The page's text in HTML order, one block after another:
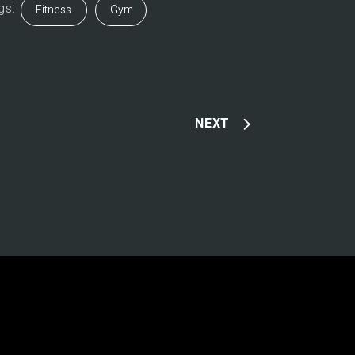
Fitness Gym
NEXT